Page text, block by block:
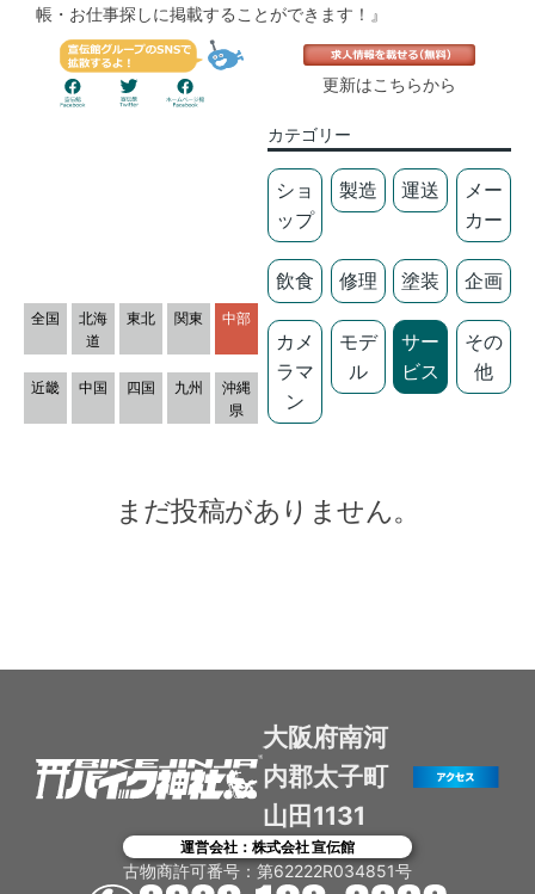
帳・お仕事探しに掲載することができます！』
更新はこちらから
全国
北海
道
東北 関東 中部
近畿 中国 四国 九州
沖縄
県
カテゴリー
ショ
ップ
製造 運送
メー
カー
飲食 修理 塗装 企画
カメ
ラマ
ン
モデ
ル
サー
ビス
その
他
まだ投稿がありません。
大阪府南河
内郡太子町
山田1131
運営会社：株式会社 宣伝館
古物商許可番号：第62222R034851号